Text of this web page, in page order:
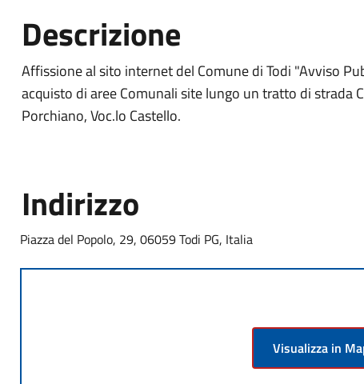
Descrizione
Affissione al sito internet del Comune di Todi "Avviso
acquisto di aree Comunali site lungo un tratto di strada
Porchiano, Voc.lo Castello.
Indirizzo
Piazza del Popolo, 29, 06059 Todi PG, Italia
Visualizza in